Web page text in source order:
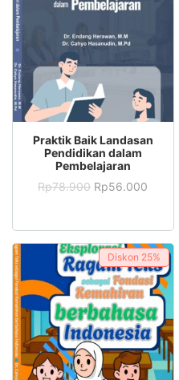
ADD TO CART
Praktik Baik Landasan
Pendidikan dalam
Pembelajaran
Rp78.900 Rp56.000
Diskon 25%